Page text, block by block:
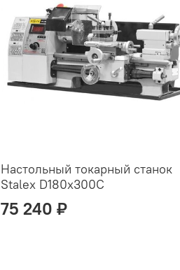
Настольный токарный станок
Stalex D180x300C
75 240 ₽